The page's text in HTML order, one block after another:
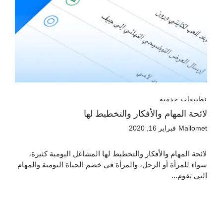
تطبيقات خدمية
لائحة المهام والأفكار والتخطيط لها
Mailomet فبراير 16, 2020
لائحة المهام والأفكار والتخطيط لها المشاغل اليومية كثيرة،
سواء للمرأة أو الرجل، والمرأة في خضم الحياة اليومية والمهام
التي تقوم...